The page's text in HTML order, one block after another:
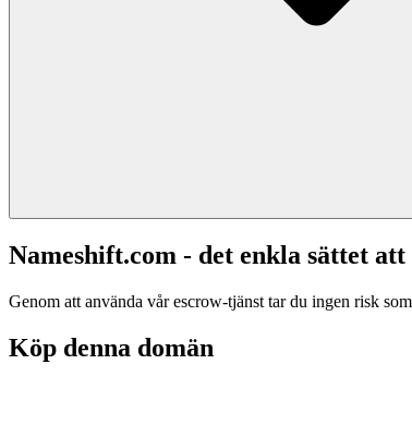
Nameshift.com - det enkla sättet
Genom att använda vår escrow-tjänst tar du ingen risk
Köp denna domän